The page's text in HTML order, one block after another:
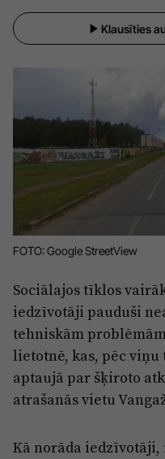
Drošība
Ķekava
Mārupe
Olaine
Ropaži
Saulkrasti
Sigulda
Jūrmala
Klausīties
FOTO: Google StreetView
Sociālajos tīklos
iedzīvotāji pauduši
tehniskām
lietotnē, kas, pēc
aptaujā par šķiroto
atrašanās vietu
Kā norāda